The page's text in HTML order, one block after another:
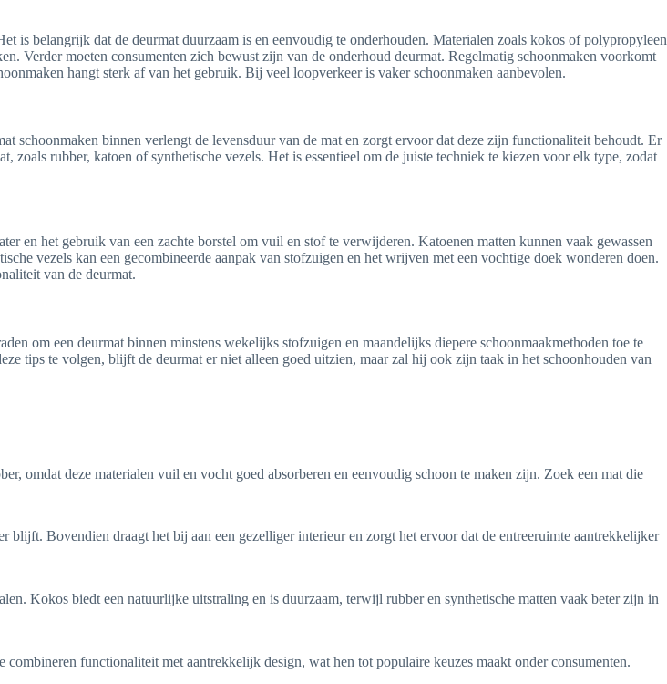
is belangrijk dat de deurmat duurzaam is en eenvoudig te onderhouden. Materialen zoals kokos of polypropyleen
Verder moeten consumenten zich bewust zijn van de onderhoud deurmat. Regelmatig schoonmaken voorkomt
hangt sterk af van het gebruik. Bij veel loopverkeer is vaker schoonmaken aanbevolen.
schoonmaken binnen verlengt de levensduur van de mat en zorgt ervoor dat deze zijn functionaliteit behoudt. Er
rubber, katoen of synthetische vezels. Het is essentieel om de juiste techniek te kiezen voor elk type, zodat
en het gebruik van een zachte borstel om vuil en stof te verwijderen. Katoenen matten kunnen vaak gewassen
vezels kan een gecombineerde aanpak van stofzuigen en het wrijven met een vochtige doek wonderen doen.
van de deurmat.
om een deurmat binnen minstens wekelijks stofzuigen en maandelijks diepere schoonmaakmethoden toe te
tips te volgen, blijft de deurmat er niet alleen goed uitzien, maar zal hij ook zijn taak in het schoonhouden van
omdat deze materialen vuil en vocht goed absorberen en eenvoudig schoon te maken zijn. Zoek een mat die
Bovendien draagt het bij aan een gezelliger interieur en zorgt het ervoor dat de entreeruimte aantrekkelijker
Kokos biedt een natuurlijke uitstraling en is duurzaam, terwijl rubber en synthetische matten vaak beter zijn in
functionaliteit met aantrekkelijk design, wat hen tot populaire keuzes maakt onder consumenten.